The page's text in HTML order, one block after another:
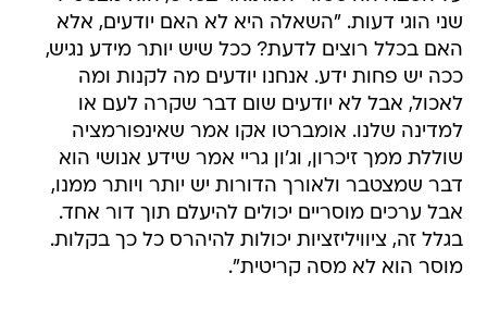
שני הוגי דעות. "השאלה היא לא האם יודעים, אלא
האם בכלל רוצים לדעת? ככל שיש יותר מידע נגיש,
ככה יש פחות ידע. אנחנו יודעים מה לקנות ומה
לאכול, אבל לא יודעים שום דבר שקרה לעם או
למדינה שלנו. אומברטו אקו אמר שאינפורמציה
שוללת ממך זיכרון, וג'ון גריי אמר שידע אנושי הוא
דבר שמצטבר ולאורך הדורות יש יותר ויותר ממנו,
אבל ערכים מוסריים יכולים להיעלם תוך דור אחד.
בגלל זה, ציוויליזציות יכולות להיהרס כל כך בקלות.
מוסר הוא לא מסה קריטית".